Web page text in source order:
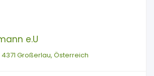
e.U
4371 Großerlau, Österreich